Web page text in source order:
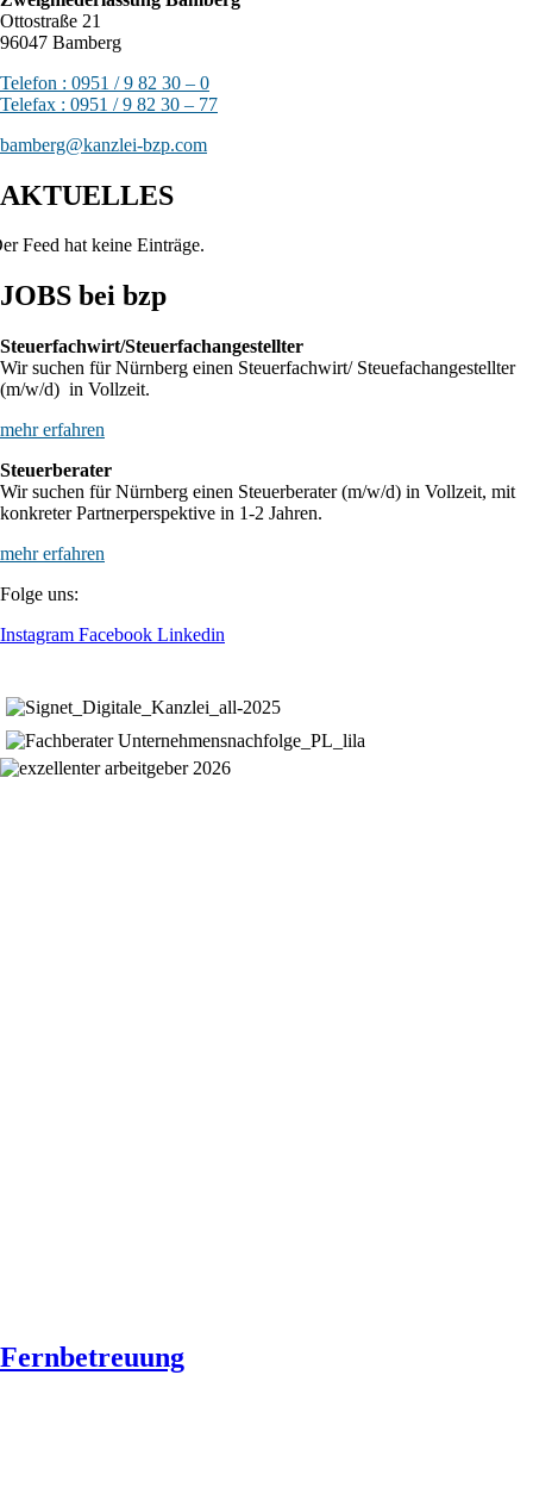
Ottostraße 21
96047 Bamberg
Telefon : 0951 / 9 82 30 – 0
Telefax : 0951 / 9 82 30 – 77
bamberg@kanzlei-bzp.com
AKTUELLES
Feed hat keine Einträge.
JOBS bei bzp
Steuerfachwirt/Steuerfachangestellter
Wir suchen für Nürnberg einen Steuerfachwirt/ Steuefachangestellter
(m/w/d) in Vollzeit.
mehr erfahren
Steuerberater
Wir suchen für Nürnberg einen Steuerberater (m/w/d) in Vollzeit, mit
konkreter Partnerperspektive in 1-2 Jahren.
mehr erfahren
Folge uns:
Instagram Facebook Linkedin
Fernbetreuung